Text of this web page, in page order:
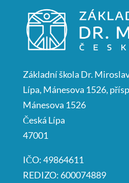
Základní škola Dr.
Lípa, Mánesova 1526,
Mánesova 1526
Česká Lípa
47001
IČO: 49864611
REDIZO: 600074889